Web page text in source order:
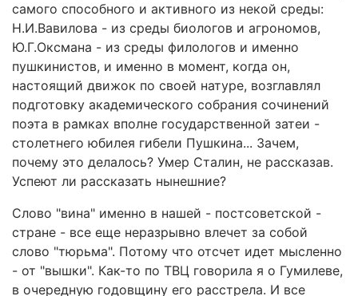
самого способного и активного из некой среды:
Н.И.Вавилова - из среды биологов и агрономов,
Ю.Г.Оксмана - из среды филологов и именно
пушкинистов, и именно в момент, когда он,
настоящий движок по своей натуре, возглавлял
подготовку академического собрания сочинений
поэта в рамках вполне государственной затеи -
столетнего юбилея гибели Пушкина... Зачем,
почему это делалось? Умер Сталин, не рассказав.
Успеют ли рассказать нынешние?
Слово "вина" именно в нашей - постсоветской -
стране - все еще неразрывно влечет за собой
слово "тюрьма". Потому что отсчет идет мысленно
- от "вышки". Как-то по ТВЦ говорила я о Гумилеве,
в очередную годовщину его расстрела. И все